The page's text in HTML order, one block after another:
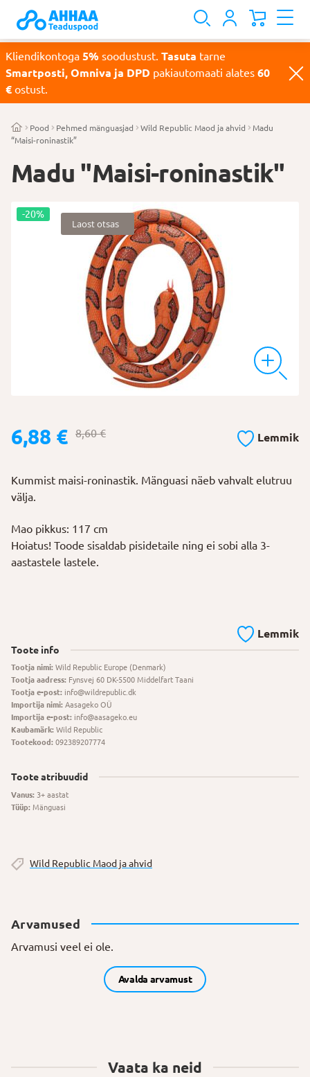
Kliendikontoga 5% soodustust. Tasuta tarne
Smartposti, Omniva ja DPD pakiautomaati alates 60
€ ostust.
Pood Pehmed mänguasjad Wild Republic Maod ja ahvid
Madu
“Maisi-roninastik”
Madu "Maisi-roninastik"
-20%
Laost otsas
8,60€
Algne
hind
8,60 €.
6,88 €
Praegune
hind
6,88 €.
Lemmik
Kummist maisi-roninastik. Mänguasi näeb vahvalt elutruu
välja.
Mao pikkus: 117 cm
Hoiatus! Toode sisaldab pisidetaile ning ei sobi alla 3-
aastastele lastele.
Lemmik
Toote info
Tootja nimi: Wild Republic Europe (Denmark)
Tootja aadress: Fynsvej 60 DK-5500 Middelfart Taani
Tootja e-post: info@wildrepublic.dk
Importija nimi: Aasageko OÜ
Importija e-post: info@aasageko.eu
Kaubamärk: Wild Republic
Tootekood: 092389207774
Toote atribuudid
Vanus: 3+ aastat
Tüüp: Mänguasi
Wild Republic Maod ja ahvid
Arvamused
Arvamusi veel ei ole.
Avalda arvamust
Vaata ka neid